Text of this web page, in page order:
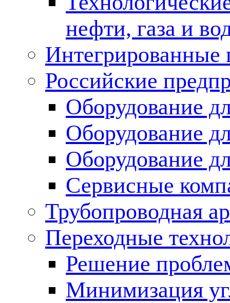
нефти, газа и
Российские
Оборудование
Оборудование
Оборудование
Сервисные
Трубопроводная
Переходные
Решение
Минимизация